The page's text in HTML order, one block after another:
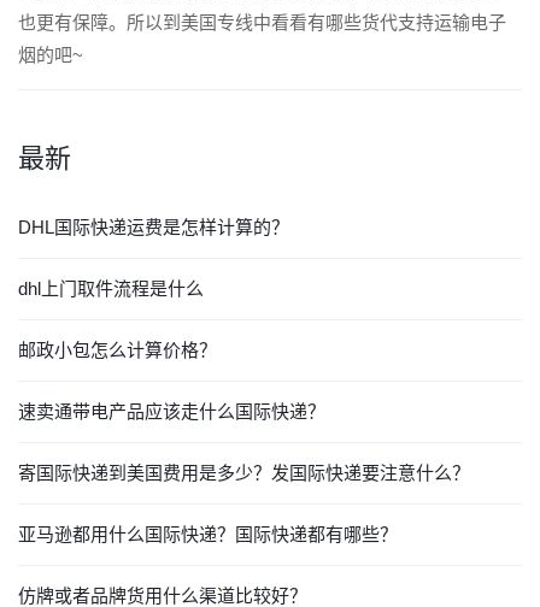
也更有保障。所以到美国专线中看看有哪些货代支持运输电子
烟的吧~
最新
DHL国际快递运费是怎样计算的？
dhl上门取件流程是什么
邮政小包怎么计算价格？
速卖通带电产品应该走什么国际快递？
寄国际快递到美国费用是多少？发国际快递要注意什么？
亚马逊都用什么国际快递？国际快递都有哪些？
仿牌或者品牌货用什么渠道比较好？